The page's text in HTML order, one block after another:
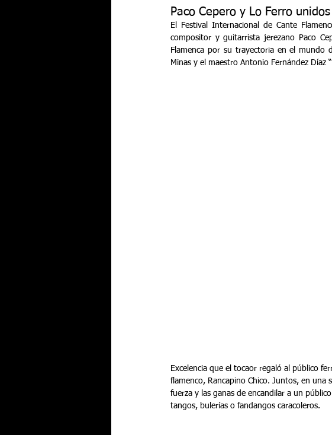
Paco Cepero y Lo Ferro
El Festival Internacional de Cante
compositor y guitarrista jerezano Paco
Flamenca por su trayectoria en el mundo
Minas y el maestro Antonio Fernández Díaz
Excelencia que el tocaor regaló al público
flamenco, Rancapino Chico. Juntos, en
fuerza y las ganas de encandilar a un
tangos, bulerías o fandangos caracoleros.